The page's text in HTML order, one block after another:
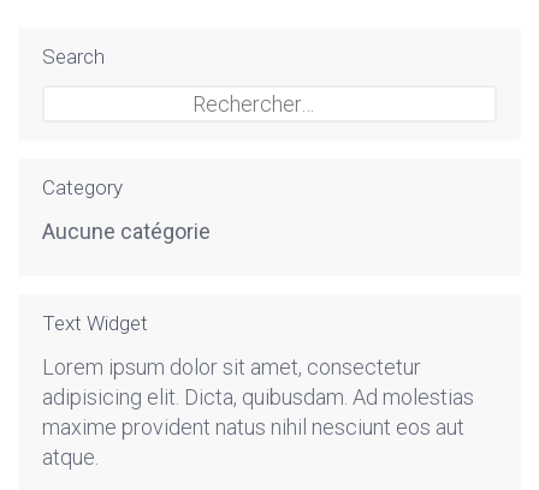
Search
Category
Aucune catégorie
Text Widget
Lorem ipsum dolor sit amet, consectetur
adipisicing elit. Dicta, quibusdam. Ad molestias
maxime provident natus nihil nesciunt eos aut
atque.